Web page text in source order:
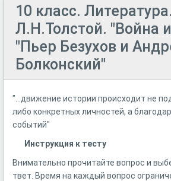
10 класс. Литература.
Л.Н.Толстой. "Война
"Пьер Безухов и
Болконский"
"...движение истории происходит не
либо конкретных личностей, а
событий"
Инструкция к тесту
Внимательно прочитайте вопрос и
твет. Время на каждый вопрос